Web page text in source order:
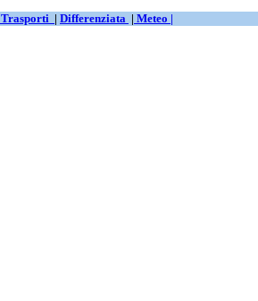
Trasporti | Differenziata | Meteo |